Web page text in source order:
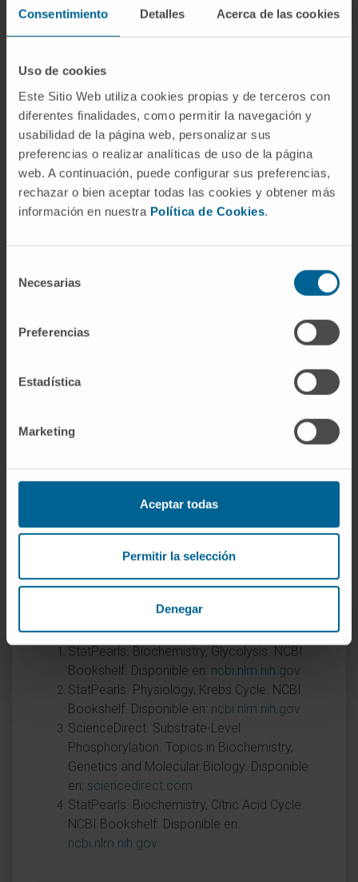
Consentimiento Detalles Acerca de las cookies
Uso de cookies
Este Sitio Web utiliza cookies propias y de terceros con
diferentes finalidades, como permitir la navegación y
usabilidad de la página web, personalizar sus
preferencias o realizar analíticas de uso de la página
web. A continuación, puede configurar sus preferencias,
rechazar o bien aceptar todas las cookies y obtener más
información en nuestra Política de Cookies.
Necesarias
Preferencias
Estadística
Marketing
Aceptar todas
Permitir la selección
Denegar
¿Qué significa "a nivel de sustrato"?
Indica que el grupo fosfato transferido al ADP
reacción enzimática, no de un gradiente de
protones ni de fosfato inorgánico libre
acoplado a una cadena de transporte
electrónico.
¿Cuántas moléculas de ATP genera
de dos, luego el balance neto es dos) más dos
cada glucosa origina dos moléculas de acetil-
completamente asciende a cuatro ATP por
fosforilación a nivel de sustrato.
¿La fosforilación a nivel de sustrato
ocurre dentro de la mitocondria?
Sí, parcialmente. La reacción de la succinil-
mitocondrial y es un ejemplo de fosforilación
a nivel de sustrato dentro de la mitocondria.
Las dos reacciones glucolíticas, en cambio,
ocurren en el citoplasma.
Referencias
StatPearls. Biochemistry, Glycolysis. NCBI
Bookshelf. Disponible en: ncbi.nlm.nih.gov
StatPearls. Physiology, Krebs Cycle. NCBI
Bookshelf. Disponible en: ncbi.nlm.nih.gov
ScienceDirect. Substrate-Level
Phosphorylation. Topics in Biochemistry,
Genetics and Molecular Biology. Disponible
en: sciencedirect.com
StatPearls. Biochemistry, Citric Acid Cycle.
NCBI Bookshelf. Disponible en:
ncbi.nlm.nih.gov